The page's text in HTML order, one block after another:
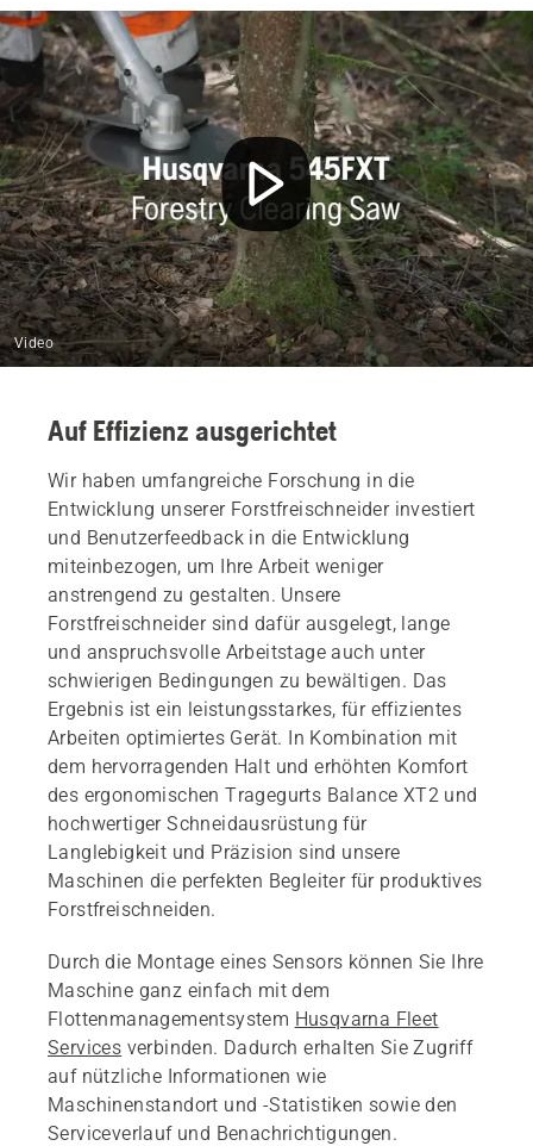
Ergonomischer Tragegurt Balance XT2
Schneidausrüstung
Freischneider mit Kette
Sortimentsübersicht
Zugehörige Teile und Zubehör
Video
Auf Effizienz ausgerichtet
Wir haben umfangreiche Forschung in die
Entwicklung unserer Forstfreischneider investiert
und Benutzerfeedback in die Entwicklung
miteinbezogen, um Ihre Arbeit weniger
anstrengend zu gestalten. Unsere
Forstfreischneider sind dafür ausgelegt, lange
und anspruchsvolle Arbeitstage auch unter
schwierigen Bedingungen zu bewältigen. Das
Ergebnis ist ein leistungsstarkes, für effizientes
Arbeiten optimiertes Gerät. In Kombination mit
dem hervorragenden Halt und erhöhten Komfort
des ergonomischen Tragegurts Balance XT2 und
hochwertiger Schneidausrüstung für
Langlebigkeit und Präzision sind unsere
Maschinen die perfekten Begleiter für produktives
Forstfreischneiden.
Durch die Montage eines Sensors können Sie Ihre
Maschine ganz einfach mit dem
Flottenmanagementsystem Husqvarna Fleet
Services verbinden. Dadurch erhalten Sie Zugriff
auf nützliche Informationen wie
Maschinenstandort und -Statistiken sowie den
Serviceverlauf und Benachrichtigungen.